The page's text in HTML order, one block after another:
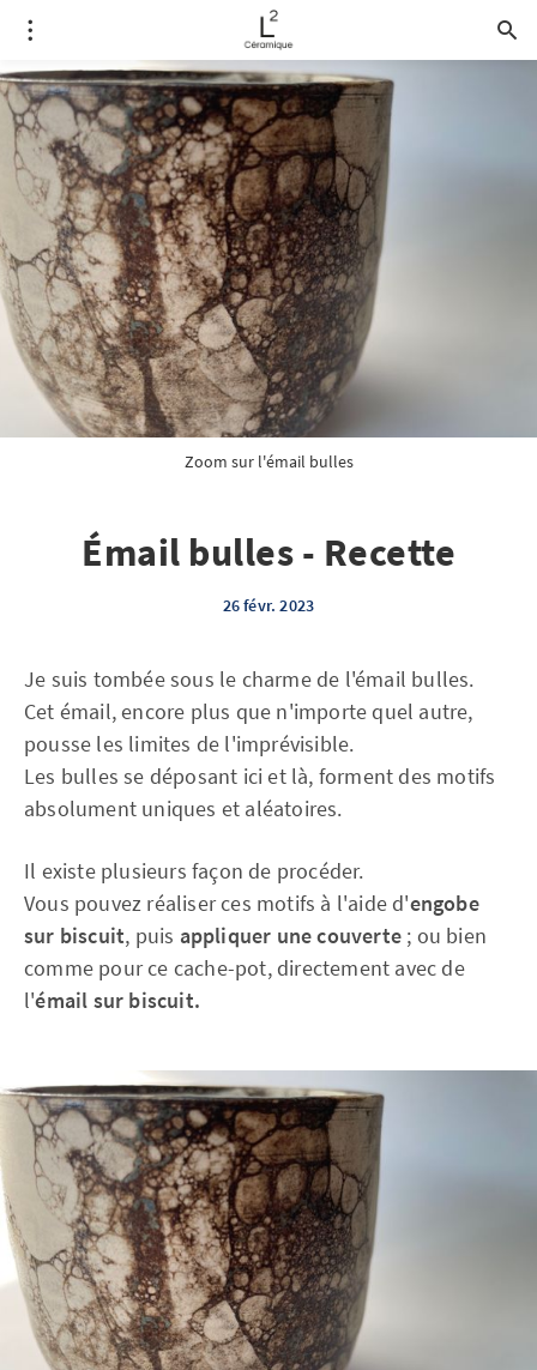
Zoom sur l'émail bulles
Émail bulles - Recette
26 févr. 2023
Je suis tombée sous le charme de l'émail bulles.
Cet émail, encore plus que n'importe quel autre,
pousse les limites de l'imprévisible.
Les bulles se déposant ici et là, forment des motifs
absolument uniques et aléatoires.
Il existe plusieurs façon de procéder.
Vous pouvez réaliser ces motifs à l'aide d'engobe
sur biscuit, puis appliquer une couverte ; ou bien
comme pour ce cache-pot, directement avec de
l'émail sur biscuit.